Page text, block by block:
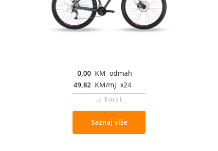
0,00 KM odmah
49,82 KM/mj x24
uz Extra L
Saznaj više